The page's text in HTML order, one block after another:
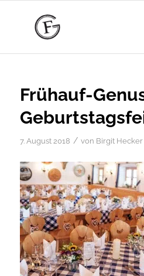
Frühauf-
7. August 2018 / von Birgit Hecker